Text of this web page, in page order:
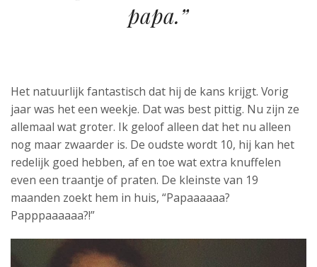
papa.”
Het natuurlijk fantastisch dat hij de kans krijgt. Vorig
jaar was het een weekje. Dat was best pittig. Nu zijn ze
allemaal wat groter. Ik geloof alleen dat het nu alleen
nog maar zwaarder is. De oudste wordt 10, hij kan het
redelijk goed hebben, af en toe wat extra knuffelen
even een traantje of praten. De kleinste van 19
maanden zoekt hem in huis, “Papaaaaaa?
Papppaaaaaa?!”